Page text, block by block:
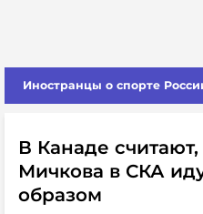
Иностранцы о спорте
В Канаде
Мичкова в СКА
образом